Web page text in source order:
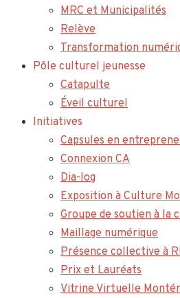
MRC et Municipalités
Relève
Transformation
Pôle culturel jeunesse
Catapulte
Éveil culturel
Initiatives
Capsules en
Connexion CA
Dia-log
Exposition à Culture
Groupe de soutien à la
Maillage numérique
Présence collective à
Prix et Lauréats
Vitrine Virtuelle